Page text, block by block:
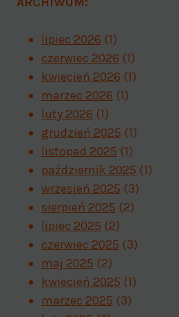
lipiec 2026 (1)
czerwiec 2026 (1)
kwiecień 2026 (1)
marzec 2026 (1)
luty 2026 (1)
grudzień 2025 (1)
listopad 2025 (1)
październik 2025 (1)
wrzesień 2025 (3)
sierpień 2025 (2)
lipiec 2025 (2)
czerwiec 2025 (3)
maj 2025 (2)
kwiecień 2025 (1)
marzec 2025 (3)